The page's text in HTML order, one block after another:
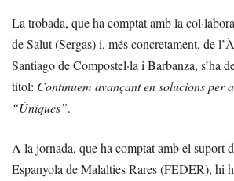
La trobada, que ha comptat amb la
de Salut (Sergas) i, més concretament, de
Santiago de Compostel·la i Barbanza, s’ha
títol: Continuem avançant en solucions per
“Úniques”.
A la jornada, que ha comptat amb el suport
Espanyola de Malalties Rares (FEDER), hi